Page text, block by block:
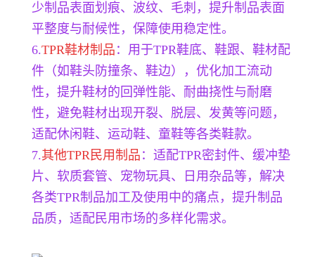
少制品表面划痕、波纹、毛刺，提升制品表面
平整度与耐候性，保障使用稳定性。
6.TPR鞋材制品 ：用于TPR鞋底、鞋跟、鞋材配
件（如鞋头防撞条、鞋边），优化加工流动
性，提升鞋材的回弹性能、耐曲挠性与耐磨
性，避免鞋材出现开裂、脱层、发黄等问题，
适配休闲鞋、运动鞋、童鞋等各类鞋款。
7.其他TPR民用制品 ：适配TPR密封件、缓冲垫
片、软质套管、宠物玩具、日用杂品等，解决
各类TPR制品加工及使用中的痛点，提升制品
品质，适配民用市场的多样化需求。